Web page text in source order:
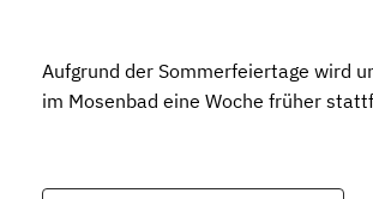
Aufgrund der Sommerfeiertage wird
im Mosenbad eine Woche früher